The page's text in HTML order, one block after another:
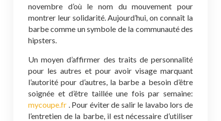
novembre d’où le nom du mouvement pour
montrer leur solidarité. Aujourd’hui, on connaît la
barbe comme un symbole de la communauté des
hipsters.
Un moyen d’affirmer des traits de personnalité
pour les autres et pour avoir visage marquant
l’autorité pour d’autres, la barbe a besoin d’être
soignée et d’être taillée une fois par semaine:
mycoupe.fr . Pour éviter de salir le lavabo lors de
l’entretien de la barbe, il est nécessaire d’utiliser